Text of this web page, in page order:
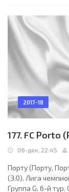
Венгрия).
Дополнительные
2017-18
177. FC Porto
06-дек, 22:45
Порту (Порту,
(3:0). Лига
Группа G. 6-й